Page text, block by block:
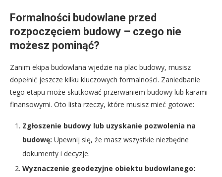
Formalności budowlane przed
rozpoczęciem budowy – czego nie
możesz pominąć?
Zanim ekipa budowlana wjedzie na plac budowy, musisz
dopełnić jeszcze kilku kluczowych formalności. Zaniedbanie
tego etapu może skutkować przerwaniem budowy lub karami
finansowymi. Oto lista rzeczy, które musisz mieć gotowe:
Zgłoszenie budowy lub uzyskanie pozwolenia na
budowę: Upewnij się, że masz wszystkie niezbędne
dokumenty i decyzje.
Wyznaczenie geodezyjne obiektu budowlanego: